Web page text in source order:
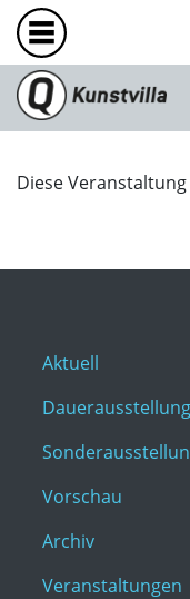
Diese
Aktuell
Dauerausstellung
Vorschau
Archiv
Veranstaltungen